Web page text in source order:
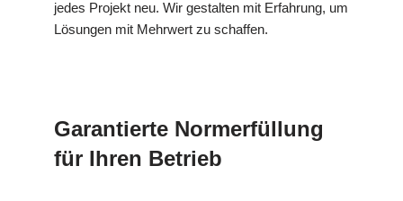
jedes Projekt neu. Wir gestalten mit Erfahrung, um
Lösungen mit Mehrwert zu schaffen.
Garantierte Normerfüllung
für Ihren Betrieb